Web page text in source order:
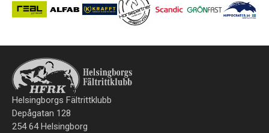
Helsingborgs Fältrittklubb
Depågatan 128
254 64 Helsingborg